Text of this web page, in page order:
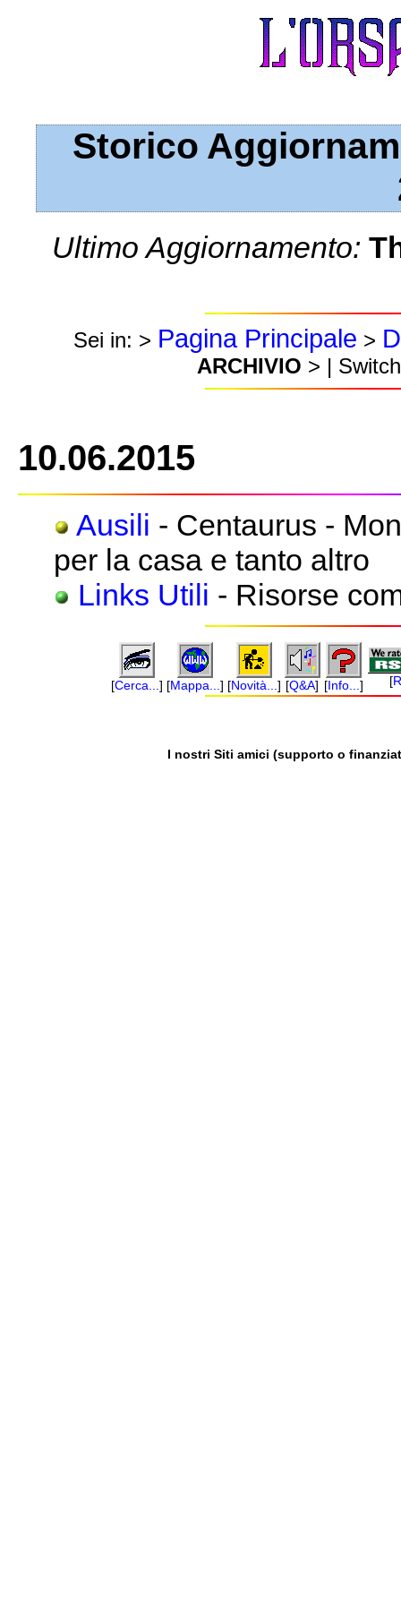
Storico
Ultimo Aggiornamento:
Sei in: > Pagina Principale >
ARCHIVIO > |
10.06.2015
Ausili - Centaurus -
per la casa e tanto altro
Links Utili - Risorse
[Cerca... ] [Mappa... ] [Novità... ] [Q&A] [Info... ] [
I nostri Siti amici (supporto o